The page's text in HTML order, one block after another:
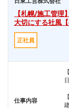
【札幌/施工管
大切にする社風
正社員
仕事内容